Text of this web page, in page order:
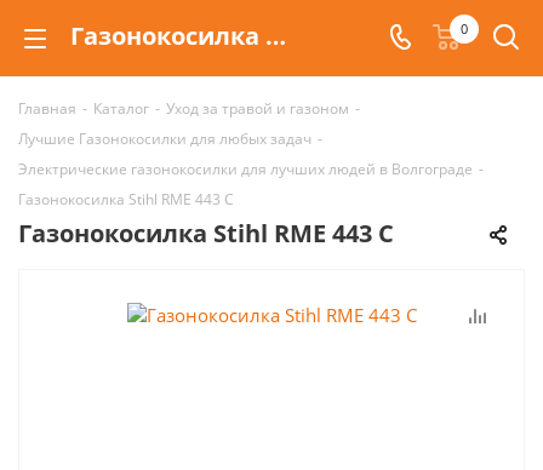
Газонокосилка Stihl RME 443 C | Цена в Волгограде и Москве 0
Главная - Каталог - Уход за травой и газоном -
Лучшие Газонокосилки для любых задач -
Электрические газонокосилки для лучших людей в Волгограде -
Газонокосилка Stihl RME 443 C
Газонокосилка Stihl RME 443 C